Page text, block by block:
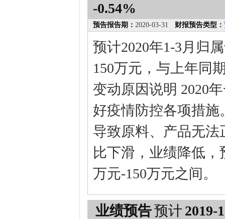
-0.54%
预告报告期： 2020-03-31 财报预告类型：
预计2020年1-3月归
150万元，与上年同
变动原因说明 2020
好疫情防控各项措
导致原料、产品无
比下滑，业绩降低
万元-150万元之间。
业绩预告预计 2019-